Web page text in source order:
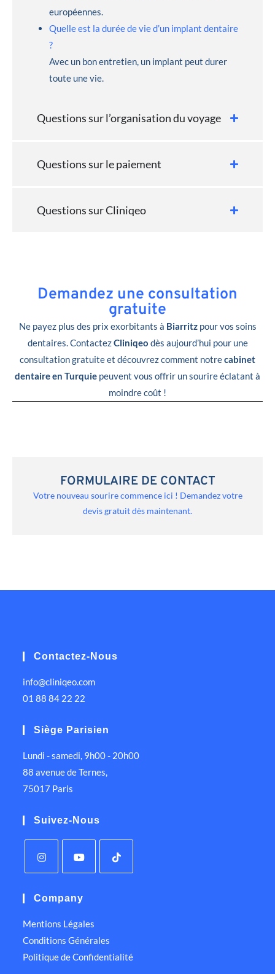
européennes.
Quelle est la durée de vie d’un implant dentaire
?
Avec un bon entretien, un implant peut durer
toute une vie.
Questions sur l’organisation du voyage
Questions sur le paiement
Questions sur Cliniqeo
Demandez une consultation
gratuite
Ne payez plus des prix exorbitants à Biarritzpour vos soins
dentaires. ContactezCliniqeo dès aujourd’hui pour une
consultation gratuite et découvrez comment notrecabinet
dentaire en Turquie peuvent vous offrir un sourire éclatant à
moindre coût !
FORMULAIRE DE CONTACT
Votre nouveau sourire commence ici ! Demandez votre
devis gratuit dès maintenant.
Contactez-Nous
info@cliniqeo.com
01 88 84 22 22
Siège Parisien
Lundi - samedi, 9h00 - 20h00
88 avenue de Ternes,
75017 Paris
Suivez-Nous
Company
Mentions Légales
Conditions Générales
Politique de Confidentialité